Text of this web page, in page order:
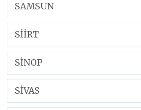
SAMSUN
SİİRT
SİNOP
SİVAS